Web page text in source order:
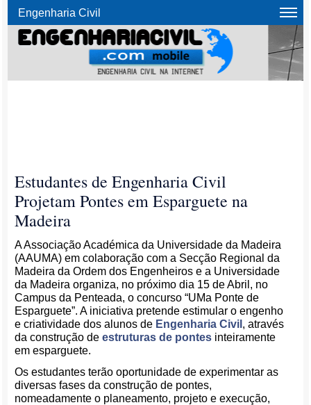
Engenharia Civil
Estudantes de Engenharia Civil
Projetam Pontes em Esparguete na
Madeira
A Associação Académica da Universidade da Madeira
(AAUMA) em colaboração com a Secção Regional da
Madeira da Ordem dos Engenheiros e a Universidade
da Madeira organiza, no próximo dia 15 de Abril, no
Campus da Penteada, o concurso “UMa Ponte de
Esparguete”. A iniciativa pretende estimular o engenho
e criatividade dos alunos de Engenharia Civil , através
da construção deestruturas de pontes inteiramente
em esparguete.
Os estudantes terão oportunidade de experimentar as
diversas fases da construção de pontes,
nomeadamente o planeamento, projeto e execução,